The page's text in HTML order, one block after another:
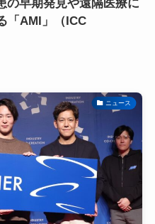
の早期発見や遠隔医療に
「AMI」（ICC
ニュース